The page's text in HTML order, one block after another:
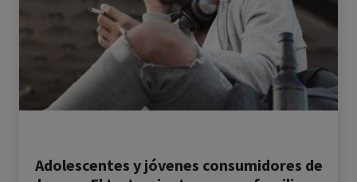
Adolescentes y jóvenes consumidores de